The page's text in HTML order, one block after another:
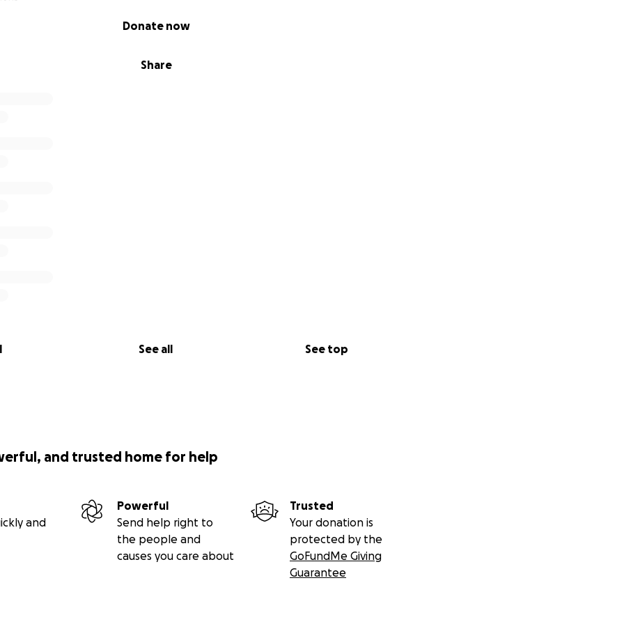
Share
Donate now
See all See top
and trusted home for help
and
Powerful
Send help right to
the people and
causes you care about
Trusted
Your donation is
protected by the
GoFundMe Giving
Guarantee